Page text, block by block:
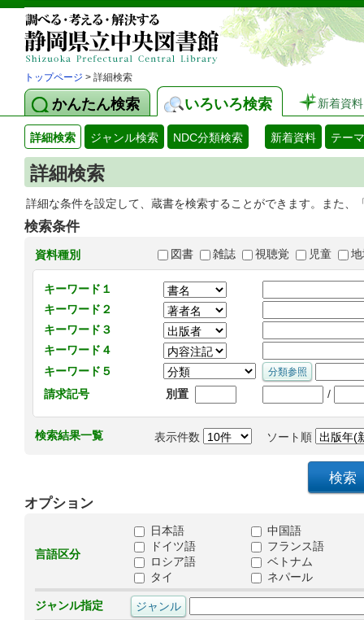
トップページ > 詳細検索
かんたん検索 いろいろ検索 新着資料
詳細検索 ジャンル検索 NDC分類検索 新着資料 テー
詳細検索
詳細な条件を設定して、蔵書を検索することができます。また
検索条件
資料種別 図書 雑誌 視聴覚 児童
キーワード１
キーワード２
キーワード３
キーワード４
キーワード５
請求記号
別置 /
検索結果一覧 表示件数 ソート順
オプション
言語区分
日本語
中国語
ドイツ語
フランス語
ロシア語
ベトナム
タイ
ネパール
ジャンル指定